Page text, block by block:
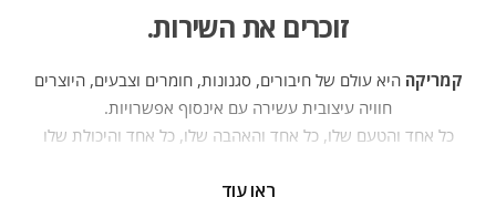
זוכרים את השירות.
קמריקה היא עולם של חיבורים, סגנונות, חומרים וצבעים, היוצרים
חוויה עיצובית עשירה עם אינסוף אפשרויות.
כל אחד והטעם שלו, כל אחד והאהבה שלו, כל אחד והיכולת שלו
העיצוב של קמריקה ניצבים מדי יום בפני אתגר חדש — לחבר בין
ראו עוד